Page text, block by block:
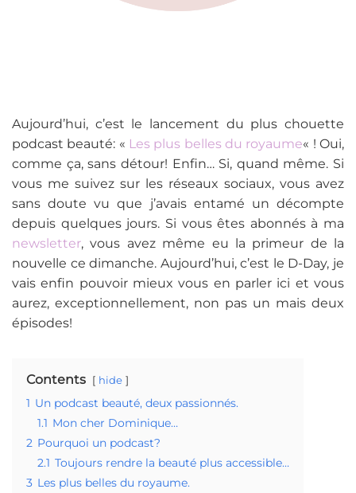
Aujourd’hui, c’est le lancement du plus chouette
podcast beauté: « Les plus belles du royaume« ! Oui,
comme ça, sans détour! Enfin… Si, quand même. Si
vous me suivez sur les réseaux sociaux, vous avez
sans doute vu que j’avais entamé un décompte
depuis quelques jours. Si vous êtes abonnés à ma
newsletter, vous avez même eu la primeur de la
nouvelle ce dimanche. Aujourd’hui, c’est le D-Day, je
vais enfin pouvoir mieux vous en parler ici et vous
aurez, exceptionnellement, non pas un mais deux
épisodes!
Contents hide
1 Un podcast beauté, deux passionnés.
1.1 Mon cher Dominique…
2 Pourquoi un podcast?
2.1 Toujours rendre la beauté plus accessible…
3 Les plus belles du royaume.